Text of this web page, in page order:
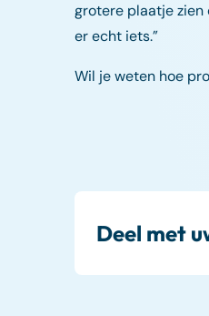
grotere plaatje zien
er echt iets.”
Wil je weten hoe
Deel met